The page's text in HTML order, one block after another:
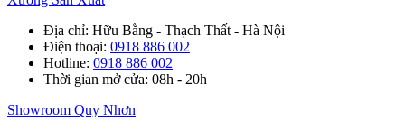
Địa chỉ: Hữu Bằng - Thạch Thất - Hà Nội
Điện thoại: 0918 886 002
Hotline: 0918 886 002
Thời gian mở cửa: 08h - 20h
Showroom Quy Nhơn